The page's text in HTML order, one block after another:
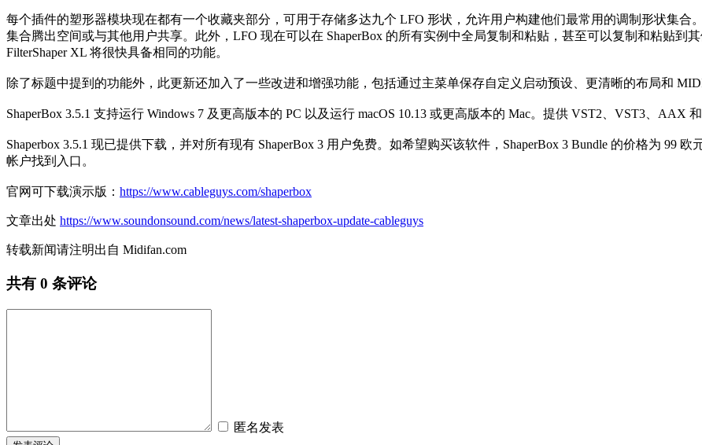
每个插件的塑形器模块现在都有一个收藏夹部分，可用于存储多达九个 LFO 形状，允许用户构建他们最常用的调制形状集
集合腾出空间或与其他用户共享。此外，LFO 现在可以在 ShaperBox 的所有实例中全局复制和粘贴，甚至可以复制和粘贴
FilterShaper XL 将很快具备相同的功能。
除了标题中提到的功能外，此更新还加入了一些改进和增强功能，包括通过主菜单保存自定义启动预设、更清晰的布局和
ShaperBox 3.5.1 支持运行 Windows 7 及更高版本的 PC 以及运行 macOS 10.13 或更高版本的 Mac。提供 VST2、VST3、AAX
Shaperbox 3.5.1 现已提供下载，并对所有现有 ShaperBox 3 用户免费。如希望购买该软件，ShaperBox 3 Bundle 的价格为 99
帐户找到入口。
官网可下载演示版： https://www.cableguys.com/shaperbox
文章出处 https://www.soundonsound.com/news/latest-shaperbox-update-cableguys
转载新闻请注明出自 Midifan.com
共有 0 条评论
匿名发表